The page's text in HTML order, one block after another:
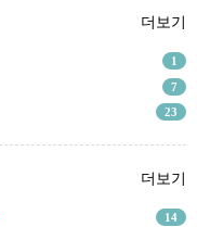
더보기
1
7
23
더보기
14